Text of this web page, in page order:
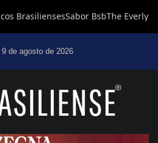
de agosto de 2026
que trabalha por Brasília